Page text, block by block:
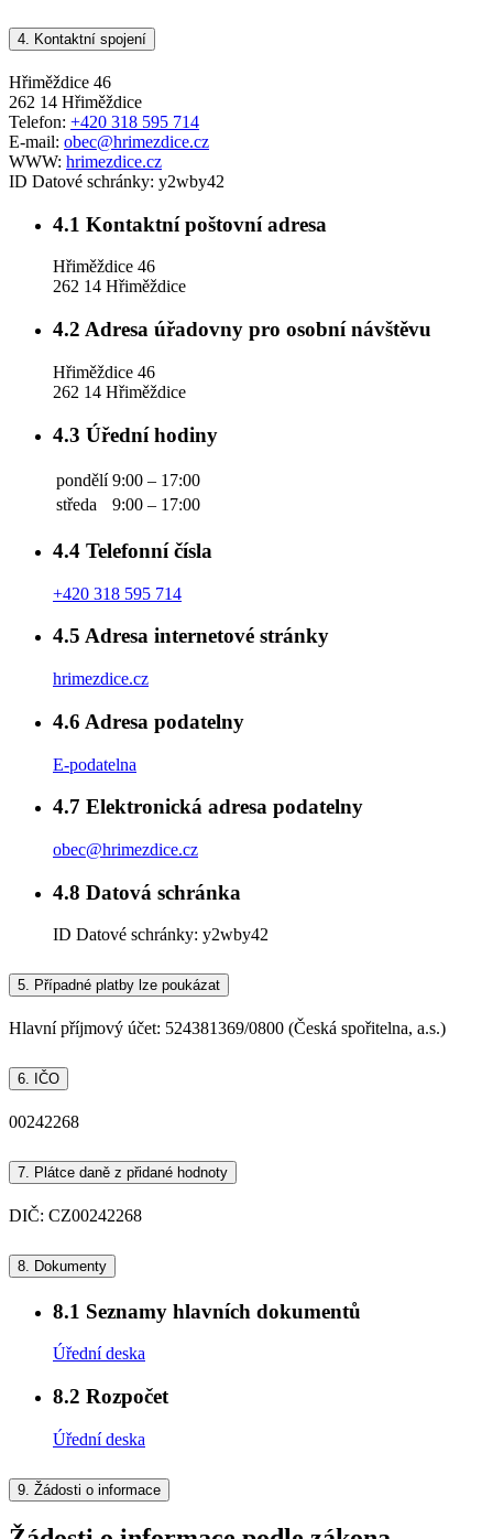
4. Kontaktní spojení
Hřiměždice 46
262 14 Hřiměždice
Telefon: +420 318 595 714
E-mail: obec@hrimezdice.cz
WWW: hrimezdice.cz
ID Datové schránky: y2wby42
4.1 Kontaktní poštovní adresa
Hřiměždice 46
262 14 Hřiměždice
4.2 Adresa úřadovny pro osobní návštěvu
Hřiměždice 46
262 14 Hřiměždice
4.3 Úřední hodiny
pondělí 9:00 – 17:00
středa
9:00 – 17:00
4.4 Telefonní čísla
+420 318 595 714
4.5 Adresa internetové stránky
hrimezdice.cz
4.6 Adresa podatelny
E-podatelna
4.7 Elektronická adresa podatelny
obec@hrimezdice.cz
4.8 Datová schránka
ID Datové schránky: y2wby42
5. Případné platby lze poukázat
Hlavní příjmový účet: 524381369/0800 (Česká spořitelna, a.s.)
6. IČO
00242268
7. Plátce daně z přidané hodnoty
DIČ: CZ00242268
8. Dokumenty
8.1 Seznamy hlavních dokumentů
Úřední deska
8.2 Rozpočet
Úřední deska
9. Žádosti o informace